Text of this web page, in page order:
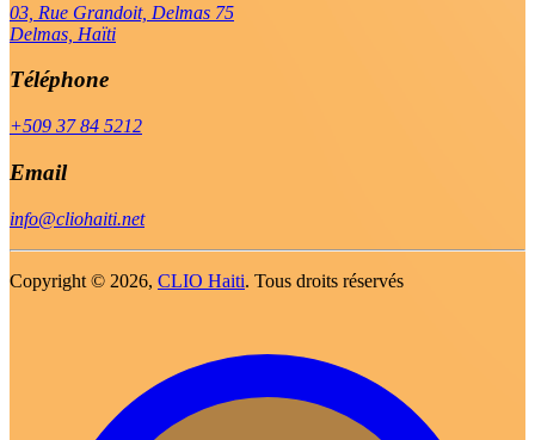
03, Rue Grandoit, Delmas 75
Delmas, Haïti
Téléphone
+509 37 84 5212
Email
info@cliohaiti.net
Copyright © 2026, CLIO Haiti. Tous droits réservés